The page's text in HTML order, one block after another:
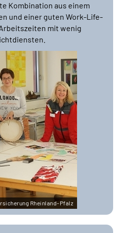
Kombination aus einem
und einer guten Work-Life-
mit wenig
Rheinland-Pfalz